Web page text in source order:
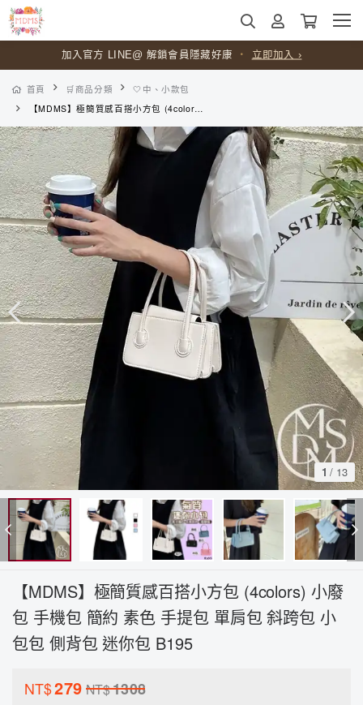
加入官方 LINE@ 解鎖會員隱藏好康 ・ 立即加入 ›
首頁 🛒商品分類
🤍中、小款包
【MDMS】極簡質感百搭小方包 (4colors) 小廢包 手機包 簡約 素色 手提包 單肩包 斜跨包 小包包 側背包 迷你包 B195
1 / 13
【MDMS】極簡質感百搭小方包 (4colors) 小廢
包 手機包 簡約 素色 手提包 單肩包 斜跨包 小
包包 側背包 迷你包 B195
NT$279 NT$1308